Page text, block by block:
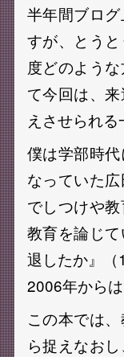
半年間ブロ
すが、とう
度どのよう
て今回は、
えさせられる
僕は学部時
なっていた
でしつけや
教育を論じ
退したか』
2006年から
この本では
ら捉えなお